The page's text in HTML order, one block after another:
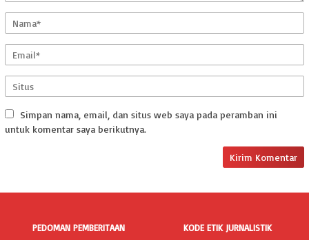
Simpan nama, email, dan situs web saya pada peramban ini
untuk komentar saya berikutnya.
PEDOMAN PEMBERITAAN KODE ETIK JURNALISTIK